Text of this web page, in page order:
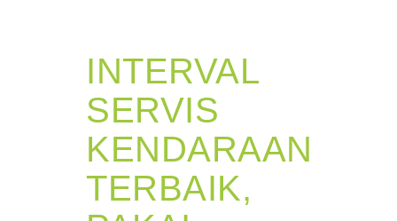
INTERVAL
SERVIS
KENDARAAN
TERBAIK,